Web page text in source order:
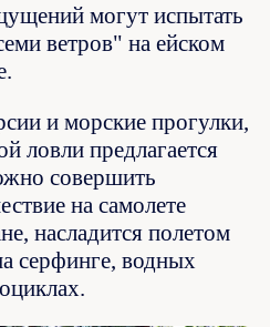
могут испытать
ветров" на ейском
и морские прогулки,
ловли предлагается
совершить
на самолете
насладится полетом
серфинге, водных